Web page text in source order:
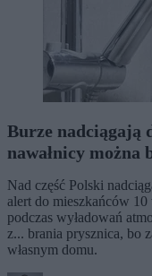
Burze nadciągają
nawałnicy można
Nad część Polski
alert do mieszkańców
podczas wyładowań
z... brania prysznica, bo
własnym domu.